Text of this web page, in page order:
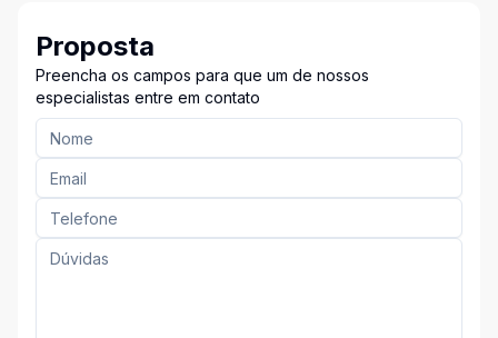
Proposta
Preencha os campos para que um de nossos
especialistas entre em contato